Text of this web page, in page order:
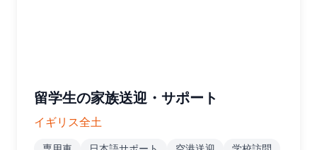
留学生の家族送迎・サポート
イギリス全土